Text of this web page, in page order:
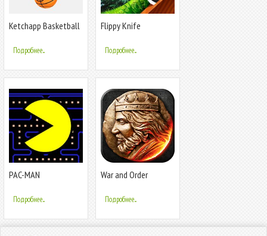
Ketchapp Basketball
Подробнее...
Flippy Knife
Подробнее...
PAC-MAN
Подробнее...
War and Order
Подробнее...